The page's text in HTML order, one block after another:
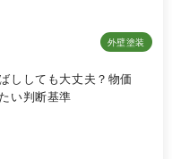
外壁塗装
ししても大丈夫？物価
い判断基準